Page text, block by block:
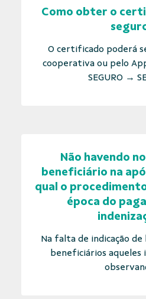
Como obter o
O certificado poderá
cooperativa ou pelo
SEGURO →
Não havendo
beneficiário na
qual o
época do
Na falta de indicação
beneficiários aqueles